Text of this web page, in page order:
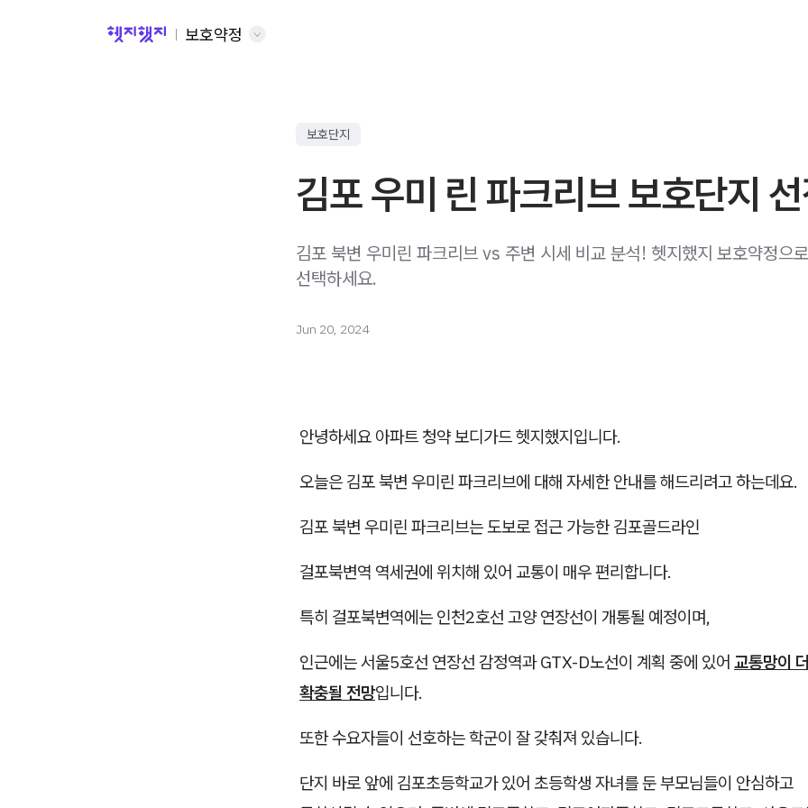
보호약정
보호단지
김포 우미 린 파크리브 보호단지
김포 북변 우미린 파크리브 vs 주변 시세 비교 분석! 헷지했지 보호약정으
선택하세요.
Jun 20, 2024
안녕하세요 아파트 청약 보디가드 헷지했지입니다.
오늘은 김포 북변 우미린 파크리브에 대해 자세한 안내를 해드리려고 하는데요.
김포 북변 우미린 파크리브는 도보로 접근 가능한 김포골드라인
걸포북변역 역세권에 위치해 있어 교통이 매우 편리합니다.​
특히 걸포북변역에는 인천2호선 고양 연장선이 개통될 예정이며,
인근에는 서울5호선 연장선 감정역과 GTX-D노선이 계획 중에 있어 교통망이
확충될 전망입니다.
또한 수요자들이 선호하는 학군이 잘 갖춰져 있습니다.
​단지 바로 앞에 김포초등학교가 있어 초등학생 자녀를 둔 부모님들이 안심하고